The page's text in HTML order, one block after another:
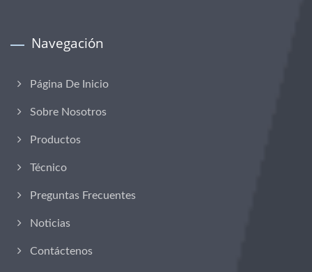
Navegación
Página De Inicio
Sobre Nosotros
Productos
Técnico
Preguntas Frecuentes
Noticias
Contáctenos